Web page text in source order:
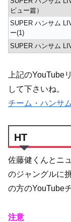
ビュー篇）
SUPER ハンサム
ー(1)
SUPER ハンサム
上記のYouTube
して下さいね。
チーム・ハンサ
HT
佐藤健くんとニ
のジャングルに
の方のYouTube
注意